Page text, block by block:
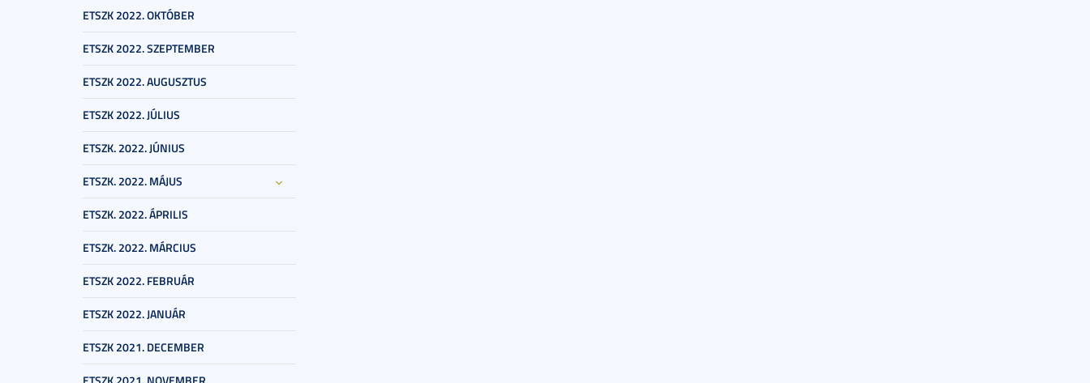
ETSZK 2022. OKTÓBER
ETSZK 2022. SZEPTEMBER
ETSZK 2022. AUGUSZTUS
ETSZK 2022. JÚLIUS
ETSZK. 2022. JÚNIUS
ETSZK. 2022. MÁJUS
ETSZK. 2022. ÁPRILIS
ETSZK. 2022. MÁRCIUS
ETSZK 2022. FEBRUÁR
ETSZK 2022. JANUÁR
ETSZK 2021. DECEMBER